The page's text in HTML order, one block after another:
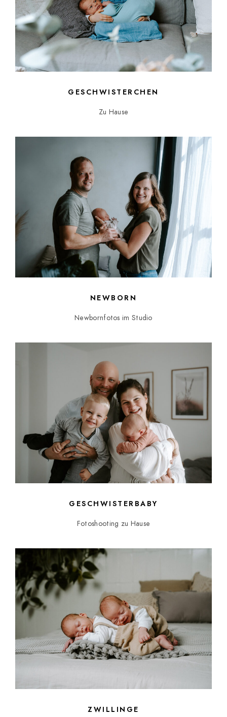
GESCHWISTERCHEN
Zu Hause
NEWBORN
Newbornfotos im Studio
GESCHWISTERBABY
Fotoshooting zu Hause
ZWILLINGE